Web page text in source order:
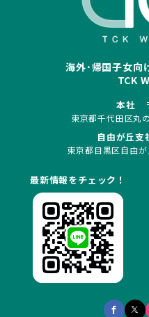
海外･帰国子女向
TCK
本社
東京都千代田区丸
自由が丘支
東京都目黒区自由
最新情報をチェック！